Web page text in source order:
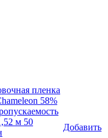
пленка
58%
м 50
Добавить